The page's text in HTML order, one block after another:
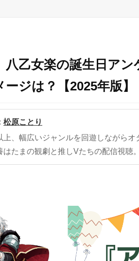
八乙女楽の誕生日ア
ジは？【2025年版】
松原ことり
上、幅広いジャンルを回遊しながらオ
はたまの観劇と推しVたちの配信視聴。